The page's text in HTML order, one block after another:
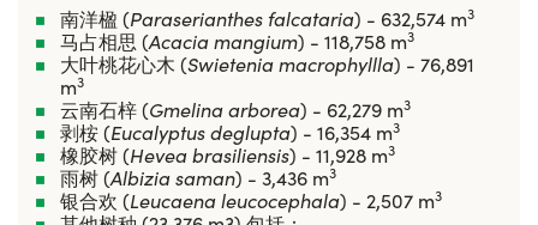
南洋楹 (Paraserianthes falcataria) - 632,574 m3
马占相思 (Acacia mangium) - 118,758 m3
大叶桃花心木 (Swietenia macrophyllla) - 76,891
m3
云南石梓 (Gmelina arborea) - 62,279 m3
剥桉 (Eucalyptus deglupta) - 16,354 m3
橡胶树 (Hevea brasiliensis) - 11,928 m3
雨树 (Albizia saman) - 3,436 m3
银合欢 (Leucaena leucocephala) - 2,507 m3